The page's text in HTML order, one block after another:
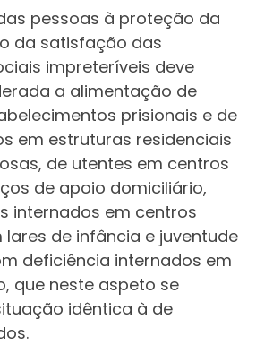
pessoas à proteção da
da satisfação das
impreteríveis deve
a alimentação de
prisionais e de
em estruturas residenciais
de utentes em centros
de apoio domiciliário,
internados em centros
de infância e juventude
deficiência internados em
que neste aspeto se
idêntica à de